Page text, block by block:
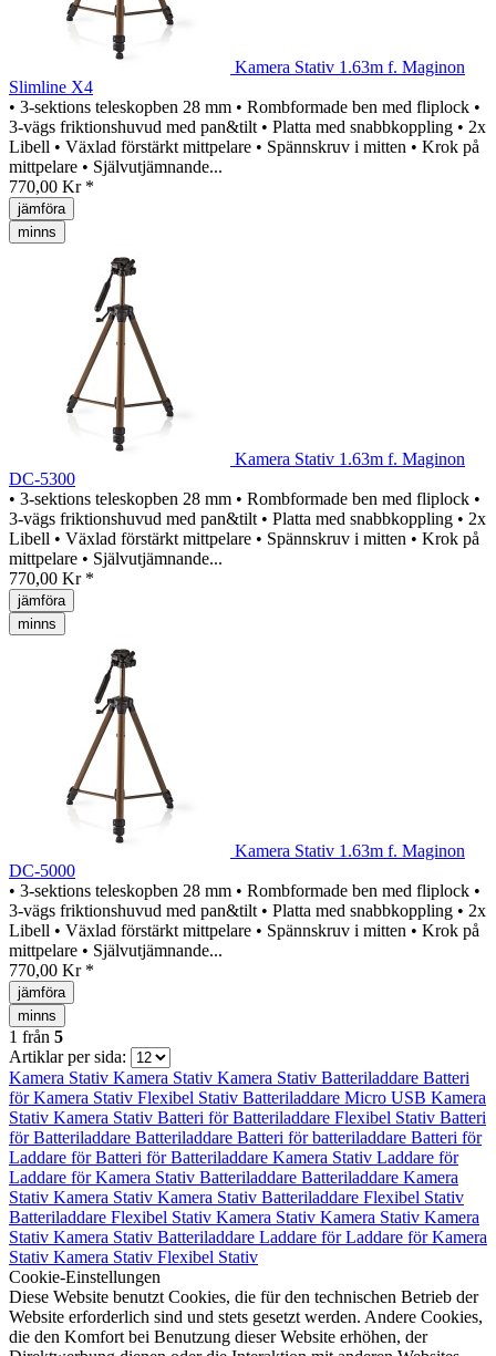
Kamera Stativ 1.63m f. Maginon
Slimline X4
• 3-sektions teleskopben 28 mm • Rombformade ben med fliplock •
3-vägs friktionshuvud med pan&tilt • Platta med snabbkoppling • 2x
Libell • Växlad förstärkt mittpelare • Spännskruv i mitten • Krok på
mittpelare • Självutjämnande...
770,00 Kr *
jämföra
minns
Kamera Stativ 1.63m f. Maginon
DC-5300
• 3-sektions teleskopben 28 mm • Rombformade ben med fliplock •
3-vägs friktionshuvud med pan&tilt • Platta med snabbkoppling • 2x
Libell • Växlad förstärkt mittpelare • Spännskruv i mitten • Krok på
mittpelare • Självutjämnande...
770,00 Kr *
jämföra
minns
Kamera Stativ 1.63m f. Maginon
DC-5000
• 3-sektions teleskopben 28 mm • Rombformade ben med fliplock •
3-vägs friktionshuvud med pan&tilt • Platta med snabbkoppling • 2x
Libell • Växlad förstärkt mittpelare • Spännskruv i mitten • Krok på
mittpelare • Självutjämnande...
770,00 Kr *
jämföra
minns
1 från 5
Artiklar per sida:
Kamera Stativ Kamera Stativ Kamera Stativ Batteriladdare Batteri
förKamera Stativ Flexibel Stativ Batteriladdare Micro USB Kamera
Stativ Kamera Stativ Batteri förBatteriladdare Flexibel Stativ Batteri
förBatteriladdare Batteriladdare Batteri förbatteriladdare Batteri för
Laddare förBatteri förBatteriladdare Kamera Stativ Laddare för
Laddare förKamera Stativ Batteriladdare Batteriladdare Kamera
Stativ Kamera Stativ Kamera Stativ Batteriladdare Flexibel Stativ
Batteriladdare Flexibel Stativ Kamera Stativ Kamera Stativ Kamera
Stativ Kamera Stativ Batteriladdare Laddare förLaddare förKamera
Stativ Kamera Stativ Flexibel Stativ
Cookie-Einstellungen
Diese Website benutzt Cookies, die für den technischen Betrieb der
Website erforderlich sind und stets gesetzt werden. Andere Cookies,
die den Komfort bei Benutzung dieser Website erhöhen, der